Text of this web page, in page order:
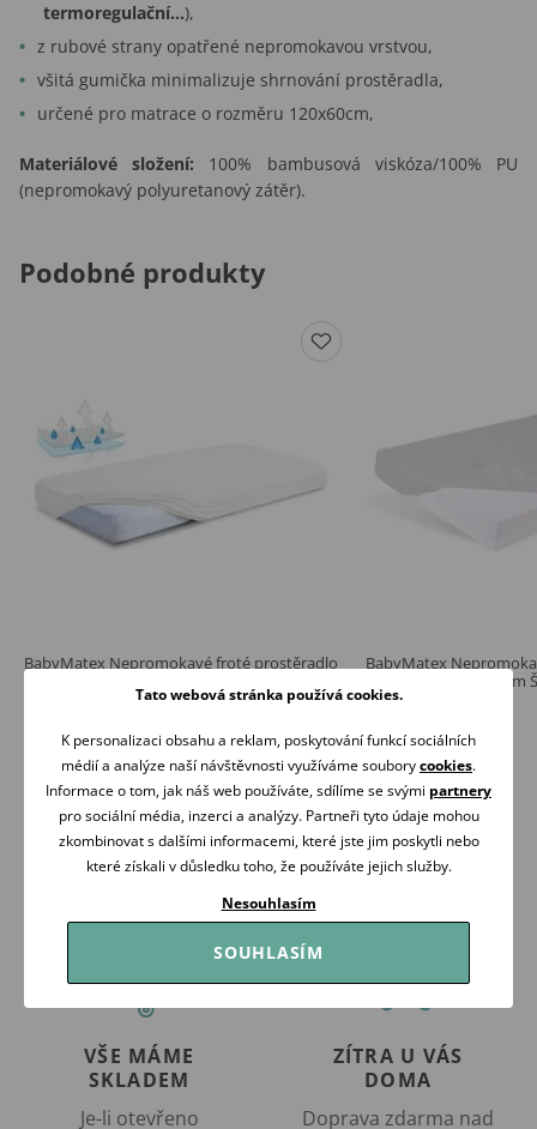
termoregulační...),
z rubové strany opatřené nepromokavou vrstvou,
všitá gumička minimalizuje shrnování prostěradla,
určené pro matrace o rozměru 120x60cm,
Materiálové složení: 100% bambusová viskóza/100% PU
(nepromokavý polyuretanový zátěr).
Podobné produkty
BabyMatex Nepromokavé froté prostěradlo
Skladem
Koupit
BabyMatex
bambusové 120x60cm
389 Kč
Skladem
Koupit
VŠE MÁME
SKLADEM
Je-li otevřeno
ZÍTRA U VÁS
DOMA
Doprava zdarma nad
Tato webová stránka používá cookies.
K personalizaci obsahu a reklam, poskytování funkcí sociálních
médií a analýze naší návštěvnosti využíváme souborycookies.
Informace o tom, jak náš web používáte, sdílíme se svými partnery
pro sociální média, inzerci a analýzy. Partneři tyto údaje mohou
zkombinovat s dalšími informacemi, které jste jim poskytli nebo
které získali v důsledku toho, že používáte jejich služby.
Nesouhlasím
SOUHLASÍM